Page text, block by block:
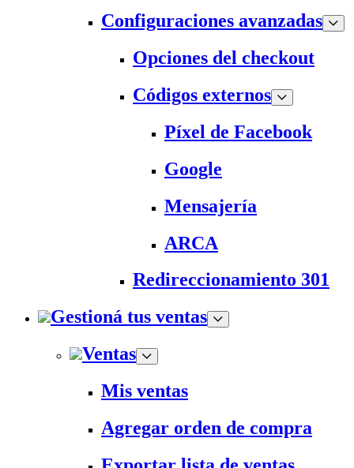
Configuraciones avanzadas
Opciones del checkout
Códigos externos
Píxel de Facebook
Google
Mensajería
ARCA
Redireccionamiento 301
Gestioná tus ventas
Ventas
Mis ventas
Agregar orden de compra